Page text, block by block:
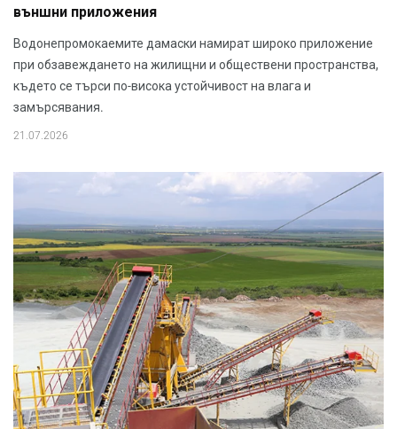
външни приложения
Водонепромокаемите дамаски намират широко приложение
при обзавеждането на жилищни и обществени пространства,
където се търси по-висока устойчивост на влага и
замърсявания.
21.07.2026